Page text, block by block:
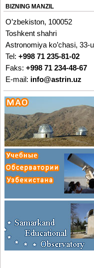
BIZNING MANZIL
O’zbekiston, 100052
Toshkent shahri
Astronomiya ko’chasi, 33-
Tel: +998 71 235-81-02
Faks: +998 71 234-48-67
E-mail: info@astrin.uz